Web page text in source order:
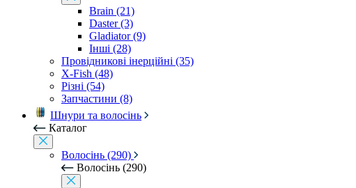
Brain (21)
Daster (3)
Gladiator (9)
Інші (28)
Провідникові інерційні (35)
X-Fish (48)
Різні (54)
Запчастини (8)
Шнури та волосінь
Каталог
Волосінь (290)
Волосінь (290)